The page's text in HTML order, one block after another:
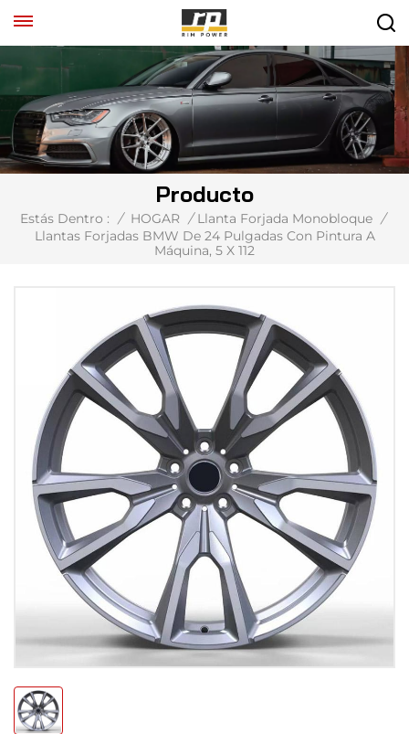
Producto
Estás Dentro : / HOGAR / Llanta Forjada Monobloque /
Llantas Forjadas BMW De 24 Pulgadas Con Pintura A
Máquina, 5 X 112